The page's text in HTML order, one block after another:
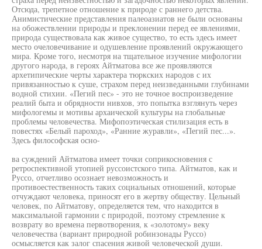
Отсюда, трепетное отношение к природе с раннего детства.
Анимистические представления палеоазиатов не были основаны
на обожествлении природы и преклонении перед ее явлениями,
природа существовала как живое существо, то есть здесь имеет
место очеловечивание и одушевление проявлений окружающего
мира. Кроме того, несмотря на тщательное изучение мифологии
другого народа, в героях Айтматова все же проявляются
архетипические черты характера тюркских народов с их
привязанностью к суше, страхом перед неизведанными глубинами
водной стихии. «Пегий пес» - это не точное воспроизведение
реалий быта и обрядности нивхов, это попытка взглянуть через
мифологемы и мотивы архаической культуры на глобальные
проблемы человечества. Мифопоэтическая стилизация есть в
повестях «Белый пароход», «Ранние журавли», «Пегий пес...».
Здесь философская осно-
ва суждений Айтматова имеет точки соприкосновения с
ретроспективной утопией руссоистского типа. Айтматов, как и
Руссо, отчетливо осознает невозможность и
противоестественность таких социальных отношений, которые
отчуждают человека, приносят его в жертву обществу. Цельный
человек, по Айтматову, определяется тем, что находится в
максимальной гармонии с природой, поэтому стремление к
возврату во времена первотворения, к «золотому» веку
человечества (вариант природной робинзонады Руссо)
осмысляется как залог спасения живой человеческой души.